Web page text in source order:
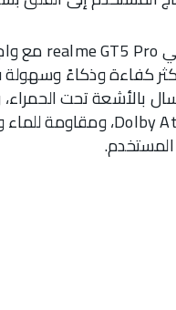
كفاءة وذكاءً
المستخدم.